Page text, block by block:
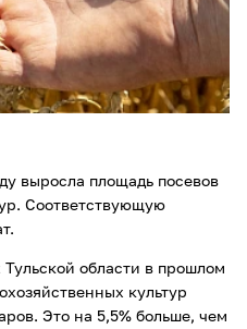
выросла площадь посевов
Соответствующую
Тульской области в прошлом
культур
Это на 5,5% больше, чем